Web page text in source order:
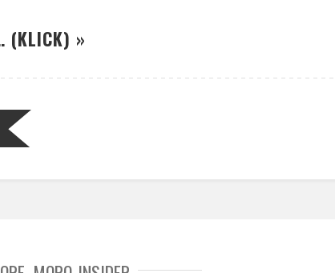
(KLICK) »